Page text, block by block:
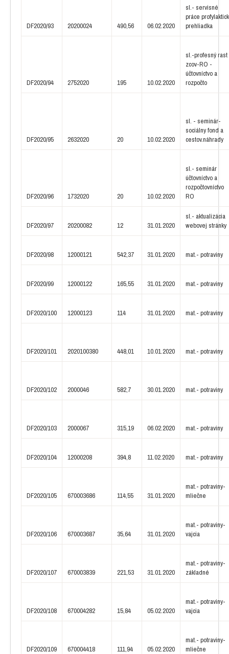
DF2020/93 20200024 490,56 06.02.2020
sl.- servisné
práce
prehliadka
DF2020/94 2752020 195 10.02.2020
sl.-profesný rast
zcov-RO -
účtovníctvo a
rozpočto
DF2020/95 2632020 20 10.02.2020
sl. - seminár-
sociálny fond a
cestov.náhrady
DF2020/96 1732020 20 10.02.2020
sl.- seminár
účtovníctvo a
rozpočtovníctvo
RO
DF2020/97 20200082 12 31.01.2020
sl.- aktualizácia
webovej stránky
DF2020/98 12000121 542,37 31.01.2020 mat.- potraviny
DF2020/99 12000122 165,55 31.01.2020 mat.- potraviny
DF2020/100 12000123 114 31.01.2020 mat.- potraviny
DF2020/101 2020100380 448,01 10.01.2020 mat.- potraviny
DF2020/102 2000046 582,7 30.01.2020 mat.- potraviny
DF2020/103 2000067 315,19 06.02.2020 mat.- potraviny
DF2020/104 12000208 394,8 11.02.2020 mat.- potraviny
DF2020/105 670003686 114,55 31.01.2020
mat.- potraviny-
mliečne
DF2020/106 670003687 35,64 31.01.2020
mat.- potraviny-
vajcia
DF2020/107 670003839 221,53 31.01.2020
mat.- potraviny-
základné
DF2020/108 670004282 15,84 05.02.2020
mat.- potraviny-
vajcia
DF2020/109 670004418 111,94 05.02.2020
mat.- potraviny-
mliečne